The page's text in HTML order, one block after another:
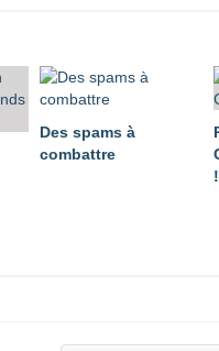
Des spams à
combattre
!